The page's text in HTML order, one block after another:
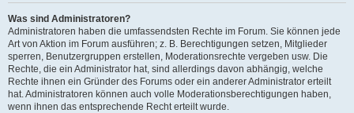
Was sind Administratoren?
Administratoren haben die umfassendsten Rechte im Forum. Sie können jede
Art von Aktion im Forum ausführen; z. B. Berechtigungen setzen, Mitglieder
sperren, Benutzergruppen erstellen, Moderationsrechte vergeben usw. Die
Rechte, die ein Administrator hat, sind allerdings davon abhängig, welche
Rechte ihnen ein Gründer des Forums oder ein anderer Administrator erteilt
hat. Administratoren können auch volle Moderationsberechtigungen haben,
wenn ihnen das entsprechende Recht erteilt wurde.